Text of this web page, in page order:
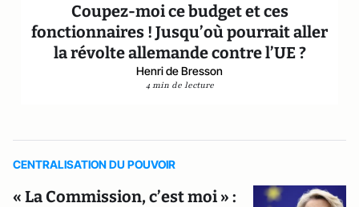
Coupez-moi ce budget et ces
fonctionnaires ! Jusqu’où pourrait aller
la révolte allemande contre l’UE ?
Henri de Bresson
4 min de lecture
CENTRALISATION DU POUVOIR
« La Commission, c’est moi » :